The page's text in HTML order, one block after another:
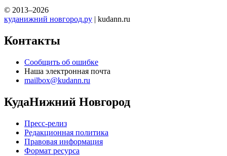
© 2013–2026
куданижний новгород.ру | kudann.ru
Контакты
Сообщить об ошибке
Наша электронная почта
mailbox@kudann.ru
КудаНижний Новгород
Пресс-релиз
Редакционная политика
Правовая информация
Формат ресурса